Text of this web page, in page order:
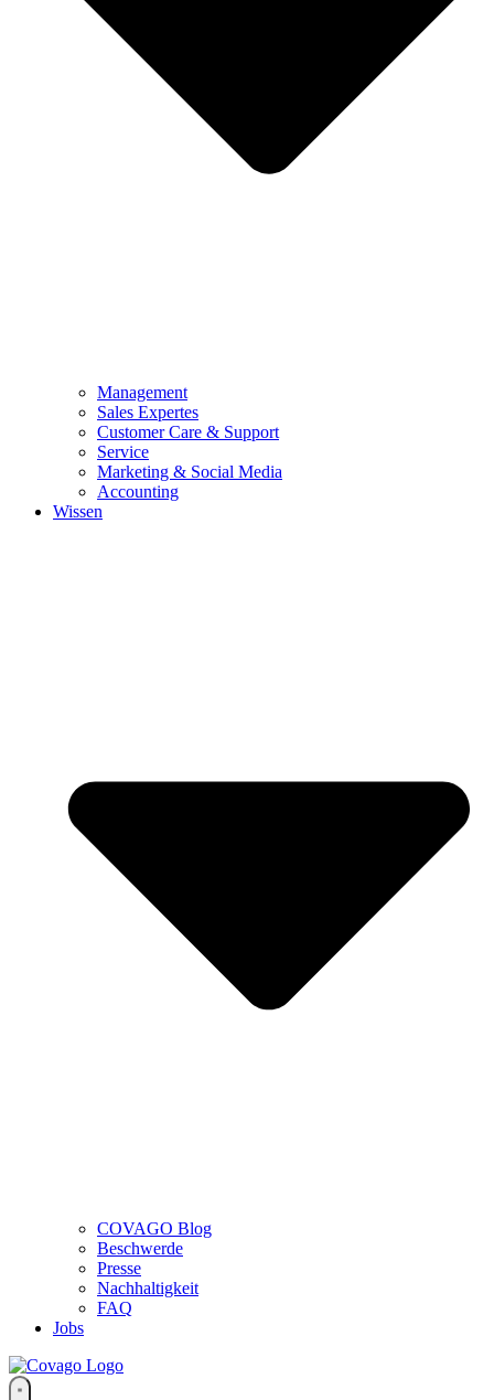
Management
Sales Expertes
Customer Care & Support
Service
Marketing & Social Media
Accounting
Wissen
COVAGO Blog
Beschwerde
Presse
Nachhaltigkeit
FAQ
Jobs